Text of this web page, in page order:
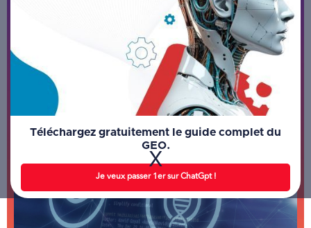
Téléchargez gratuitement le guide complet du
GEO.
Je veux passer 1er sur ChatGpt !
X